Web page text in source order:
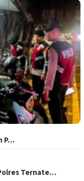
P…
Ternate…